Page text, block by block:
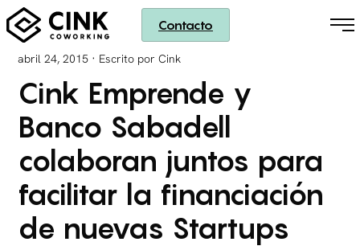
Contacto
abril 24, 2015 · Escrito por Cink
Cink Emprende y
Banco Sabadell
colaboran juntos para
facilitar la financiación
de nuevas Startups